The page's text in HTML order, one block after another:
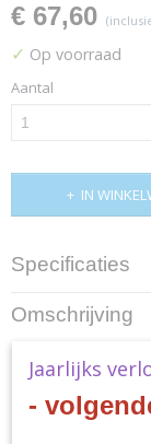
€ 67,60
✓ Op voorraad
Aantal
IN
Specificaties
Productcode
DZ-LBT02
8885021121871
Productcode
Omschrijving
Lyrical
Jaarlijks
-